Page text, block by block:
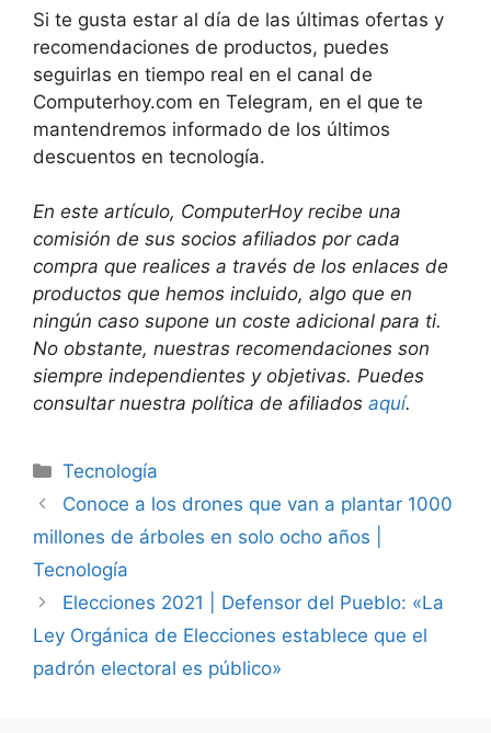
Si te gusta estar al día de las últimas ofertas y
recomendaciones de productos, puedes
seguirlas en tiempo real en el canal de
Computerhoy.com en Telegram, en el que te
mantendremos informado de los últimos
descuentos en tecnología.
En este artículo, ComputerHoy recibe una
comisión de sus socios afiliados por cada
compra que realices a través de los enlaces de
productos que hemos incluido, algo que en
ningún caso supone un coste adicional para ti.
No obstante, nuestras recomendaciones son
siempre independientes y objetivas. Puedes
consultar nuestra política de afiliados aquí.
Categorías
Tecnología
Conoce a los drones que van a plantar 1000
millones de árboles en solo ocho años |
Tecnología
Elecciones 2021 | Defensor del Pueblo: «La
Ley Orgánica de Elecciones establece que el
padrón electoral es público»